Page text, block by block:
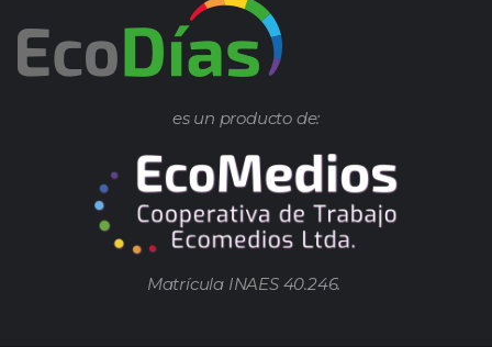
es un producto de:
Matrícula INAES 40.246.